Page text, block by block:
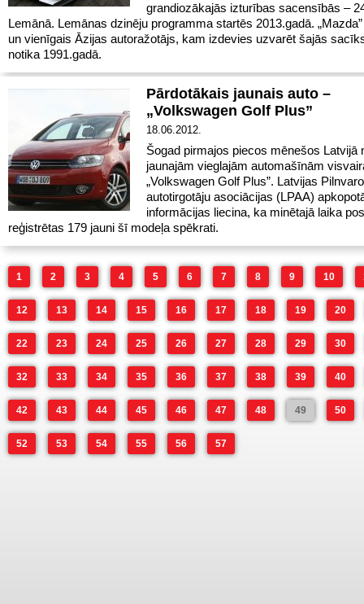
grandiozākajās izturības sacensībās –
Lemānā. Lemānas dzinēju programma startēs 2013.gadā.
un vienīgais Āzijas autoražotājs, kam izdevies uzvarēt šajās
notika 1991.gadā.
Pārdotākais jaunais auto –
„Volkswagen Golf Plus”
18.06.2012.
Šogad pirmajos piecos mēnešos Latvijā
jaunajām vieglajām automašīnām
„Volkswagen Golf Plus”. Latvijas
autotirgotāju asociācijas (LPAA)
informācijas liecina, ka minētajā laika
reģistrētas 179 jauni šī modeļa spēkrati.
1 2 3 4 5 6 7 8 9 10
12 13 14 15 16 17 18 19 20
22 23 24 25 26 27 28 29 30
32 33 34 35 36 37 38 39 40
42 43 44 45 46 47 48 49 50
52 53 54 55 56 57